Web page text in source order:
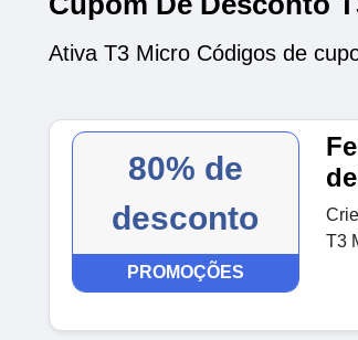
Ativa T3 Micro Códigos de
80% de
desconto
PROMOÇÕES
T3